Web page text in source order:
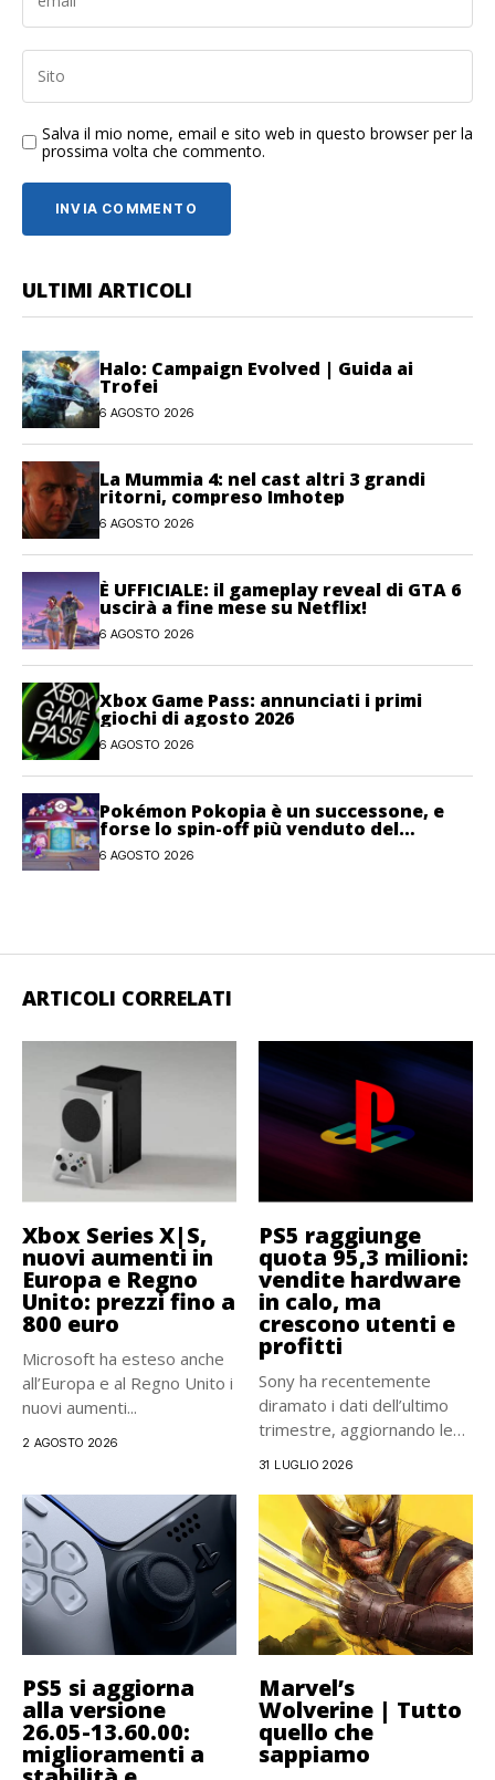
Salva il mio nome, email e sito web in questo browser per la
prossima volta che commento.
ULTIMI ARTICOLI
Halo: Campaign Evolved | Guida ai
Trofei
6 AGOSTO 2026
La Mummia 4: nel cast altri 3 grandi
ritorni, compreso Imhotep
6 AGOSTO 2026
È UFFICIALE: il gameplay reveal di GTA 6
uscirà a fine mese su Netflix!
6 AGOSTO 2026
Xbox Game Pass: annunciati i primi
giochi di agosto 2026
6 AGOSTO 2026
Pokémon Pokopia è un successone, e
forse lo spin-off più venduto del
franchise
6 AGOSTO 2026
ARTICOLI CORRELATI
Xbox Series X|S,
nuovi aumenti in
Europa e Regno
Unito: prezzi fino a
800 euro
Microsoft ha esteso anche
all’Europa e al Regno Unito i
nuovi aumenti...
2 AGOSTO 2026
PS5 raggiunge
quota 95,3 milioni:
vendite hardware
in calo, ma
crescono utenti e
profitti
Sony ha recentemente
diramato i dati dell’ultimo
trimestre, aggiornando le
31 LUGLIO 2026
PS5 si aggiorna
alla versione
26.05-13.60.00:
miglioramenti a
Marvel’s
Wolverine | Tutto
quello che
sappiamo